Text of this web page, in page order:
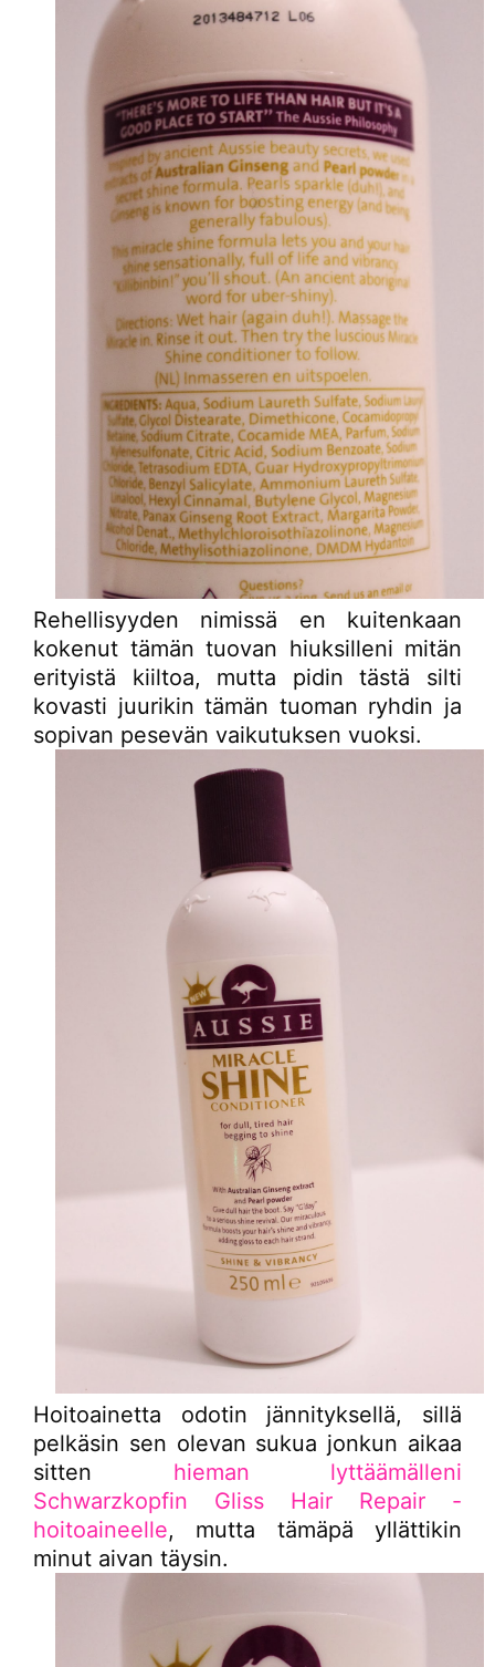
Rehellisyyden nimissä en kuitenkaan
kokenut tämän tuovan hiuksilleni mitän
erityistä kiiltoa, mutta pidin tästä silti
kovasti juurikin tämän tuoman ryhdin ja
sopivan pesevän vaikutuksen vuoksi.
Hoitoainetta odotin jännityksellä, sillä
pelkäsin sen olevan sukua jonkun aikaa
sitten hieman lyttäämälleni
Schwarzkopfin Gliss Hair Repair -
hoitoaineelle, mutta tämäpä yllättikin
minut aivan täysin.